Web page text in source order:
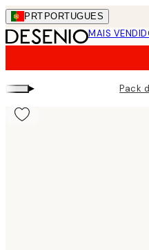
Skip
to
main
PRT PORTUGUES
MAIS
▸ Pack